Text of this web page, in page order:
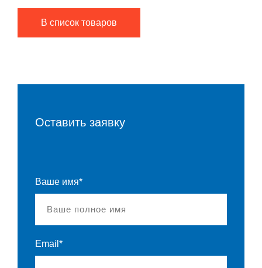
В список товаров
Оставить заявку
Ваше имя*
Email*